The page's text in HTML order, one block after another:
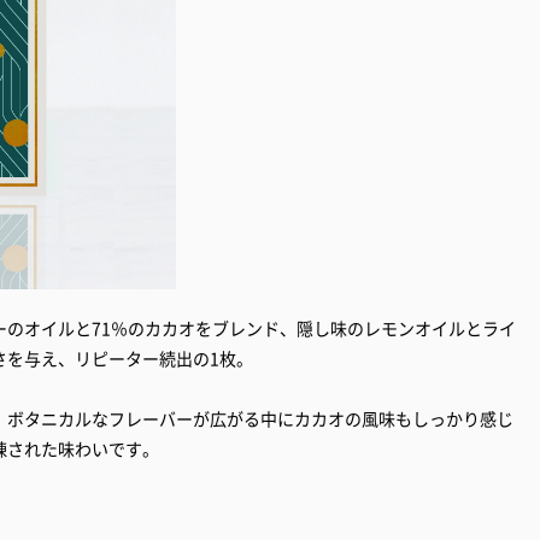
オイルと71％のカカオをブレンド、隠し味のレモンオイルとライ
与え、リピーター続出の1枚。
タニカルなフレーバーが広がる中にカカオの風味もしっかり感じ
れた味わいです。